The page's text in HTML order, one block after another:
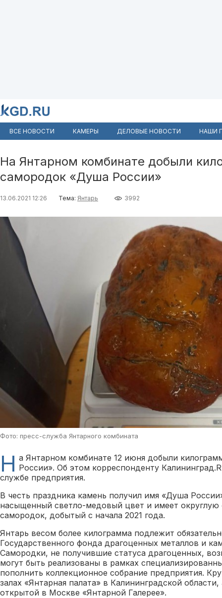
ВСЕ НОВОСТИ КАМЕРЫ ДЕЛОВЫЕ НОВОСТИ НАШИ
На Янтарном комбинате добыли
самородок «Душа России»
13.06.2021 12:26 Тема: Янтарь 3992
Фото: пресс-служба Янтарного комбината
Н а Янтарном комбинате 12 июня добыли
России». Об этом корреспонденту
службе предприятия.
В честь праздника камень получил имя «Душа
насыщенный светло-медовый цвет и имеет
самородок, добытый с начала 2021 года.
Янтарь весом более килограмма подлежит
Государственного фонда драгоценных металлов и
Самородки, не получившие статуса драгоценных,
могут быть реализованы в рамках
пополнить коллекционное собрание предприятия.
залах «Янтарная палата» в Калининградской
открытой в Москве «Янтарной Галерее».